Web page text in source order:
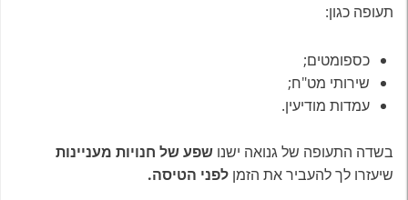
תעופה כגון:
כספומטים;
שירותי מט"ח;
עמדות מודיעין.
בשדה התעופה של גנואה ישנו שפע של חנויות מעניינות
שיעזרו לך להעביר את הזמן לפני הטיסה.